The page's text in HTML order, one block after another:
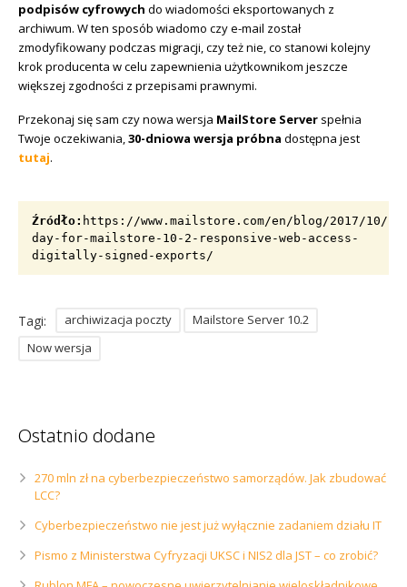
podpisów cyfrowych do wiadomości eksportowanych z
archiwum. W ten sposób wiadomo czy e-mail został
zmodyfikowany podczas migracji, czy też nie, co stanowi kolejny
krok producenta w celu zapewnienia użytkownikom jeszcze
większej zgodności z przepisami prawnymi.
Przekonaj się sam czy nowa wersja MailStore Server spełnia
Twoje oczekiwania,30-dniowa wersja próbna dostępna jest
tutaj.
Źródło: https://www.mailstore.com/en/blog/2017/10/
day-for-mailstore-10-2-responsive-web-access-
digitally-signed-exports/
Tagi: archiwizacja poczty
Mailstore Server 10.2
Now wersja
Ostatnio dodane
270 mln zł na cyberbezpieczeństwo samorządów. Jak zbudować
LCC?
Cyberbezpieczeństwo nie jest już wyłącznie zadaniem działu IT
Pismo z Ministerstwa Cyfryzacji UKSC i NIS2 dla JST – co zrobić?